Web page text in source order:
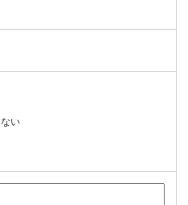
ない